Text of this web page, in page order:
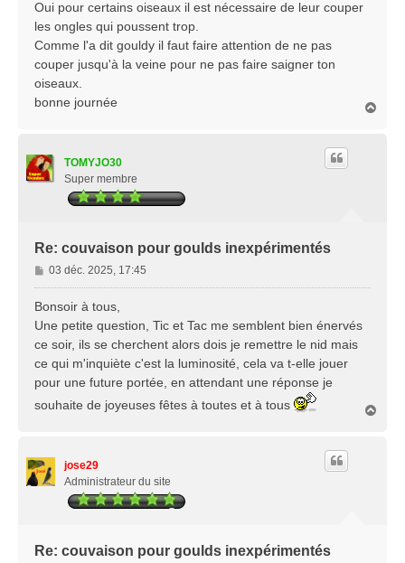
g
e
Oui pour certains oiseaux il est nécessaire de leur couper
les ongles qui poussent trop.
Comme l'a dit gouldy il faut faire attention de ne pas
couper jusqu'à la veine pour ne pas faire saigner ton
oiseaux.
bonne journée
TOMYJO30
Super membre
Re: couvaison pour goulds inexpérimentés
M
e
a
g
e
03 déc. 2025, 17:45
Bonsoir à tous,
Une petite question, Tic et Tac me semblent bien énervés
ce soir, ils se cherchent alors dois je remettre le nid mais
ce qui m'inquiète c'est la luminosité, cela va t-elle jouer
pour une future portée, en attendant une réponse je
souhaite de joyeuses fêtes à toutes et à tous
jose29
Administrateur du site
Re: couvaison pour goulds inexpérimentés